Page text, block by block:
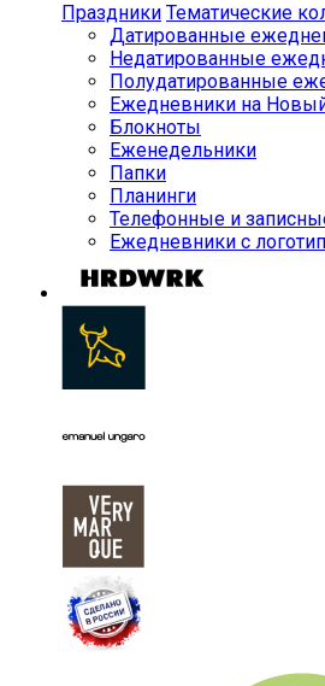
Праздники Тематические
Датированные
Недатированные
Полудатированные
Ежедневники на
Блокноты
Еженедельники
Папки
Планинги
Телефонные и
Ежедневники с